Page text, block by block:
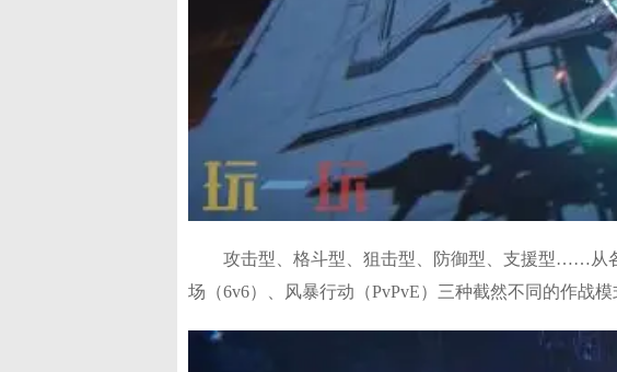
攻击型、格斗型、狙击型、防御型、支援型……从
场（6v6）、风暴行动（PvPvE）三种截然不同的作战